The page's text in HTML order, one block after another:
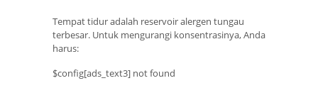
Tempat tidur adalah reservoir alergen tungau
terbesar. Untuk mengurangi konsentrasinya, Anda
harus:
$config[ads_text3] not found